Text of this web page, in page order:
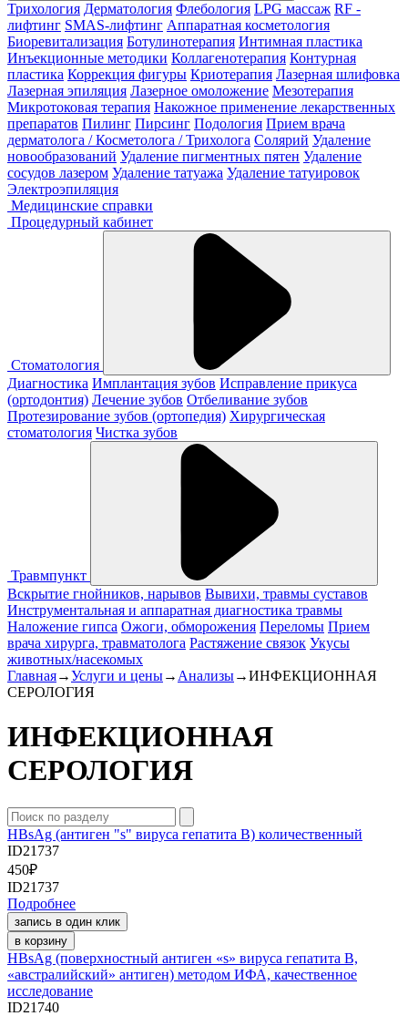
Трихология Дерматология Флебология LPG массаж RF -
лифтинг SMAS-лифтинг Аппаратная косметология
Биоревитализация Ботулинотерапия Интимная пластика
Инъекционные методики Коллагенотерапия Контурная
пластика Коррекция фигуры Криотерапия Лазерная шлифовка
Лазерная эпиляция Лазерное омоложение Мезотерапия
Микротоковая терапия Накожное применение лекарственных
препаратов Пилинг Пирсинг Подология Прием врача
дерматолога / Косметолога / Трихолога Солярий Удаление
новообразований Удаление пигментных пятен Удаление
сосудов лазером Удаление татуажа Удаление татуировок
Электроэпиляция
Медицинские справки
Процедурный кабинет
Стоматология
Диагностика Имплантация зубов Исправление прикуса
(ортодонтия) Лечение зубов Отбеливание зубов
Протезирование зубов (ортопедия) Хирургическая
стоматология Чистка зубов
Травмпункт
Вскрытие гнойников, нарывов Вывихи, травмы суставов
Инструментальная и аппаратная диагностика травмы
Наложение гипса Ожоги, обморожения Переломы Прием
врача хирурга, травматолога Растяжение связок Укусы
животных/насекомых
Главная→Услуги и цены→ Анализы→ИНФЕКЦИОННАЯ
СЕРОЛОГИЯ
ИНФЕКЦИОННАЯ
СЕРОЛОГИЯ
HBsAg (антиген "s" вируса гепатита B) количественный
ID21737
450₽
ID21737
Подробнее
запись в один клик
в корзину
HBsAg (поверхностный антиген «s» вируса гепатита B,
«австралийский» антиген) методом ИФА, качественное
исследование
ID21740